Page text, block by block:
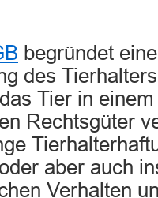
begründet eine
des
Tier in
Rechtsgüter
aber auch
Verhalten